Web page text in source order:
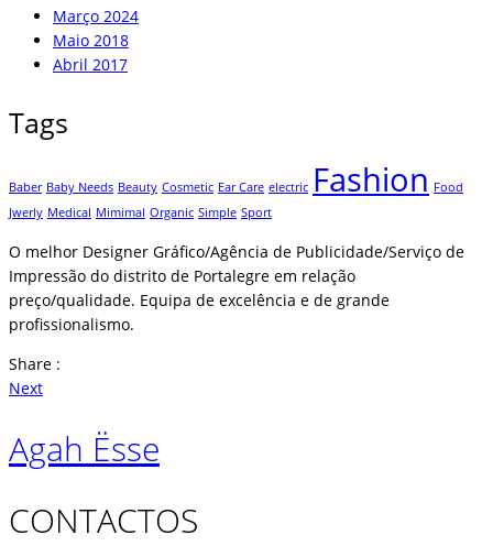
Março 2024
Maio 2018
Abril 2017
Tags
Baber Baby Needs Beauty Cosmetic Ear Care electric Fashion Food
Jwerly Medical Mimimal Organic Simple Sport
O melhor Designer Gráfico/Agência de Publicidade/Serviço de
Impressão do distrito de Portalegre em relação
preço/qualidade. Equipa de excelência e de grande
profissionalismo.
Share :
Next
Agah Ësse
CONTACTOS